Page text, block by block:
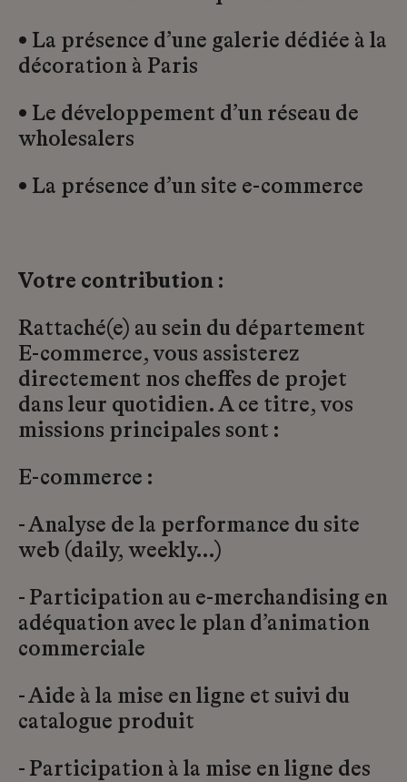
• La présence d’une galerie dédiée à la
décoration à Paris
• Le développement d’un réseau de
wholesalers
• La présence d’un site e-commerce
Votre contribution :
Rattaché(e) au sein du département
E-commerce, vous assisterez
directement nos cheffes de projet
dans leur quotidien. A ce titre, vos
missions principales sont :
E-commerce :
- Analyse de la performance du site
web (daily, weekly…)
- Participation au e-merchandising en
adéquation avec le plan d’animation
commerciale
- Aide à la mise en ligne et suivi du
catalogue produit
- Participation à la mise en ligne des